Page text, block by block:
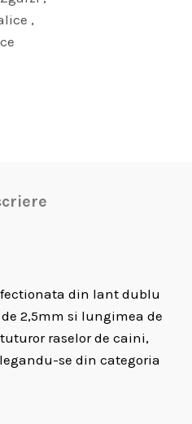
,
din lant dublu
2,5mm si lungimea de
raselor de caini,
se din categoria